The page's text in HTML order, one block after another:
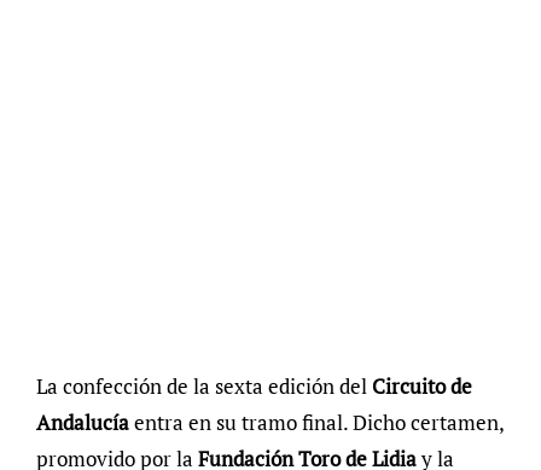
La confección de la sexta edición del Circuito de
Andalucíaentra en su tramo final. Dicho certamen,
promovido por la Fundación Toro de Lidiay la